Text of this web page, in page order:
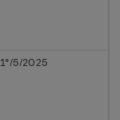
1°/5/2025